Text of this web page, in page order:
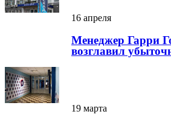
16 апреля
Менеджер Гарри
возглавил
19 марта